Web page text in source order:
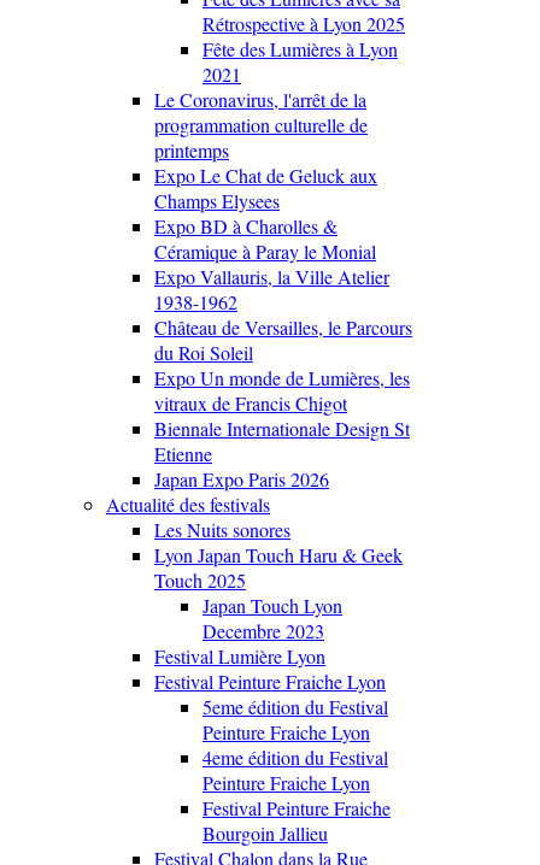
Rétrospective à Lyon 2025
Fête des Lumières à Lyon
2021
Le Coronavirus, l'arrêt de la
programmation culturelle de
printemps
Expo Le Chat de Geluck aux
Champs Elysees
Expo BD à Charolles &
Céramique à Paray le Monial
Expo Vallauris, la Ville Atelier
1938-1962
Château de Versailles, le Parcours
du Roi Soleil
Expo Un monde de Lumières, les
vitraux de Francis Chigot
Biennale Internationale Design St
Etienne
Japan Expo Paris 2026
Actualité des festivals
Les Nuits sonores
Lyon Japan Touch Haru & Geek
Touch 2025
Japan Touch Lyon
Decembre 2023
Festival Lumière Lyon
Festival Peinture Fraiche Lyon
5eme édition du Festival
Peinture Fraiche Lyon
4eme édition du Festival
Peinture Fraiche Lyon
Festival Peinture Fraiche
Bourgoin Jallieu
Festival Chalon dans la Rue